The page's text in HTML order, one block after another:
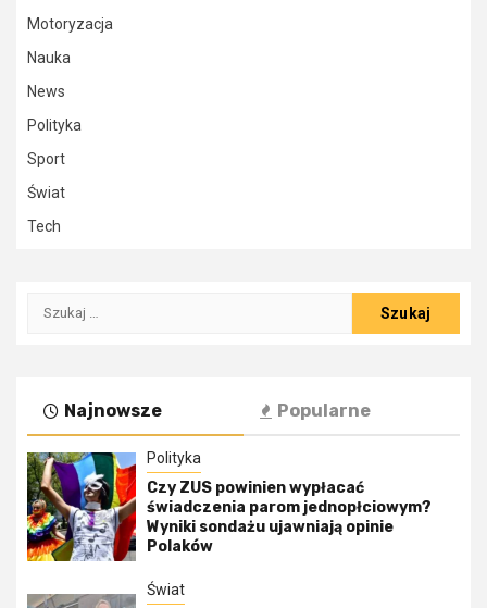
Motoryzacja
Nauka
News
Polityka
Sport
Świat
Tech
Szukaj:
Najnowsze Popularne
Polityka
Czy ZUS powinien wypłacać
świadczenia parom jednopłciowym?
Wyniki sondażu ujawniają opinie
Polaków
Świat